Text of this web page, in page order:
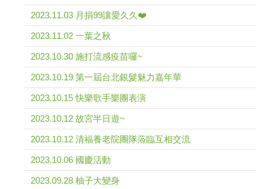
2023.11.03 月捐99讓愛久久❤️
2023.11.02 一葉之秋
2023.10.30 施打流感疫苗囉~
2023.10.19 第一屆台北銀髮魅力嘉年華
2023.10.15 快樂歌手樂團表演
2023.10.12 故宮半日遊~
2023.10.12 清福養老院團隊蒞臨互相交流
2023.10.06 國慶活動
2023.09.28 柚子大變身